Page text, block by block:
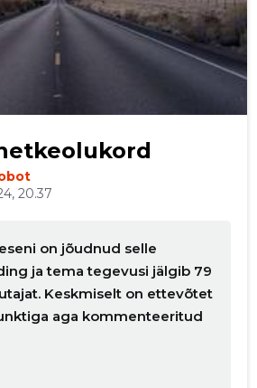
20.37
on jõudnud selle
ja tema tegevusi jälgib 79
Keskmiselt on ettevõtet
aga kommenteeritud